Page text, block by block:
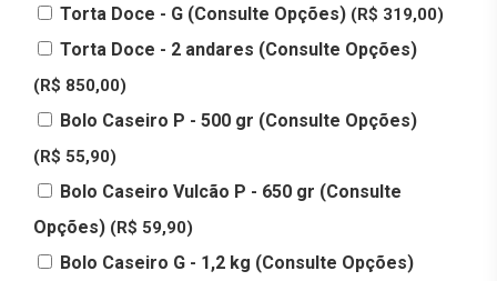
Torta Doce - G (Consulte Opções) (R$ 319,00)
Torta Doce - 2 andares (Consulte Opções)
(R$ 850,00)
Bolo Caseiro P - 500 gr (Consulte Opções)
(R$ 55,90)
Opções) (R$ 59,90)
Bolo Caseiro G - 1,2 kg (Consulte Opções)